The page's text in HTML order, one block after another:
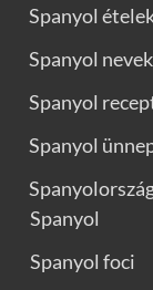
Spanyol
Spanyol nevek
Spanyol
Spanyol
Spanyol
Spanyol foci